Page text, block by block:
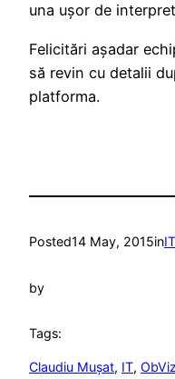
una ușor de
Felicitări așadar
să revin cu detalii
platforma.
Posted14 May, 2015inIT
by
Tags:
Claudiu Mușat, IT, ObViz